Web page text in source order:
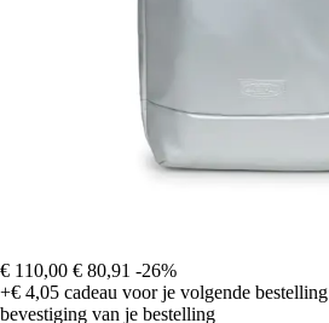
€ 110,00 € 80,91 -26%
+€ 4,05 cadeau voor je volgende bestelling
bevestiging van je bestelling